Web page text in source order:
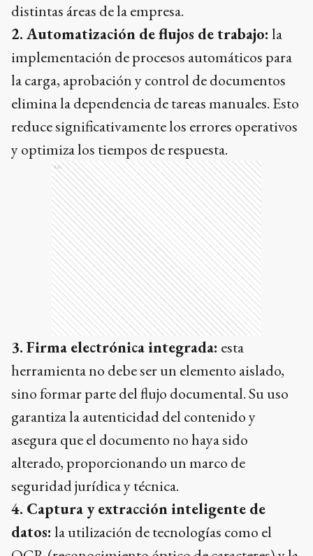
distintas áreas de la empresa.
2. Automatización de flujos de trabajo: la
implementación de procesos automáticos para
la carga, aprobación y control de documentos
elimina la dependencia de tareas manuales. Esto
reduce significativamente los errores operativos
y optimiza los tiempos de respuesta.
Ads
3. Firma electrónica integrada: esta
herramienta no debe ser un elemento aislado,
sino formar parte del flujo documental. Su uso
garantiza la autenticidad del contenido y
asegura que el documento no haya sido
alterado, proporcionando un marco de
seguridad jurídica y técnica.
4. Captura y extracción inteligente de
datos: la utilización de tecnologías como el